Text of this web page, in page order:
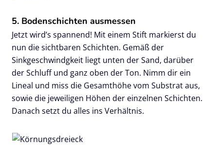
5. Bodenschichten ausmessen
Jetzt wird’s spannend! Mit einem Stift markierst du
nun die sichtbaren Schichten. Gemäß der
Sinkgeschwindgkeit liegt unten der Sand, darüber
der Schluff und ganz oben der Ton. Nimm dir ein
Lineal und miss die Gesamthöhe vom Substrat aus,
sowie die jeweiligen Höhen der einzelnen Schichten.
Danach setzt du alles ins Verhältnis.